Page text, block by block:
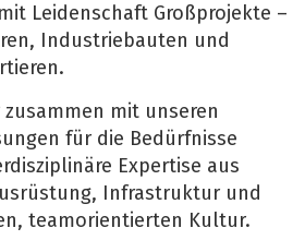
Leidenschaft Großprojekte –
Industriebauten und
mit unseren
für die Bedürfnisse
Expertise aus
Infrastruktur und
teamorientierten Kultur.